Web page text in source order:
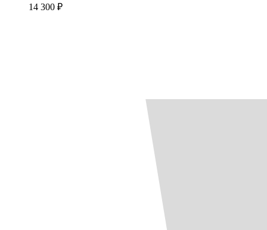
14 300 ₽